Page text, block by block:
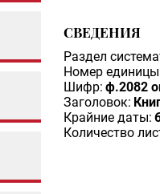
СВЕДЕНИЯ
Раздел
Номер единицы
Шифр: ф.2082
Заголовок:
Крайние даты:
Количество